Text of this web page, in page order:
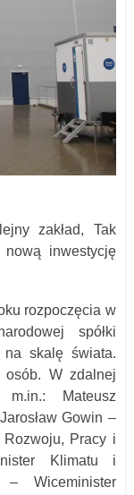
zakład, Tak
inwestycję
rozpoczęcia w
spółki
na skalę świata.
osób. W zdalnej
m.in.:
Mateusz
Jarosław Gowin –
Rozwoju, Pracy i
Klimatu i
– Wiceminister